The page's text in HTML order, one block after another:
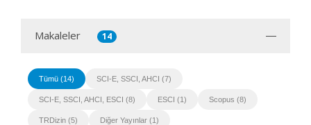
Makaleler 14
Tümü (14) SCI-E, SSCI, AHCI (7)
SCI-E, SSCI, AHCI, ESCI (8) ESCI (1) Scopus (8)
TRDizin (5) Diğer Yayınlar (1)